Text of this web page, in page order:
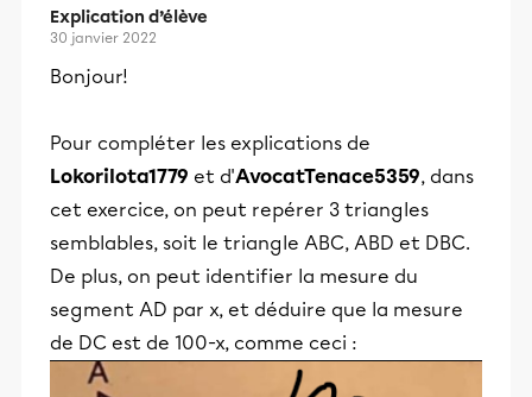
Explication d’élève
30 janvier 2022
Bonjour!
Pour compléter les explications de
LokoriIota1779 et d'AvocatTenace5359, dans
cet exercice, on peut repérer 3 triangles
semblables, soit le triangle ABC, ABD et DBC.
De plus, on peut identifier la mesure du
segment AD par x, et déduire que la mesure
de DC est de 100-x, comme ceci :